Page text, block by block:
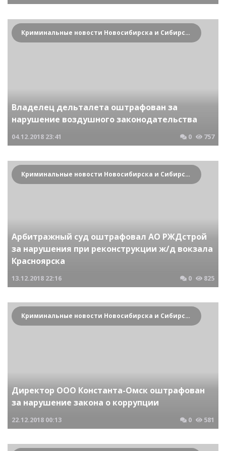
Криминальные новости Новосибирска и Сибирского региона
Владелец дельталета оштрафован за
нарушение воздушного законодательства
04.12.2018 23:41 0 757
Криминальные новости Новосибирска и Сибирского региона
Арбитражный суд оштрафовал АО РЖДстрой
за нарушения при реконструкции ж/д вокзала
Красноярска
13.12.2018 22:16 0 825
Криминальные новости Новосибирска и Сибирского региона
Директор ООО Константа-Омск оштрафован
за нарушение закона о коррупции
22.12.2018 00:13 0 581